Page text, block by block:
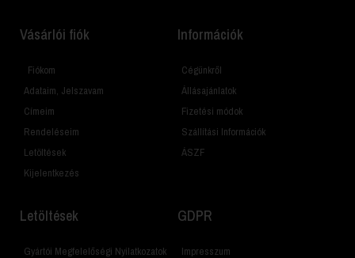
Vásárlói fiók
Fiókom
Adataim, Jelszavam
Címeim
Rendeléseim
Letöltések
Kijelentkezés
Információk
Cégünkről
Állásajánlatok
Fizetési módok
Szállítási Információk
ÁSZF
Letöltések
Gyártói Megfelelőségi Nyilatkozatok
GDPR
Impresszum